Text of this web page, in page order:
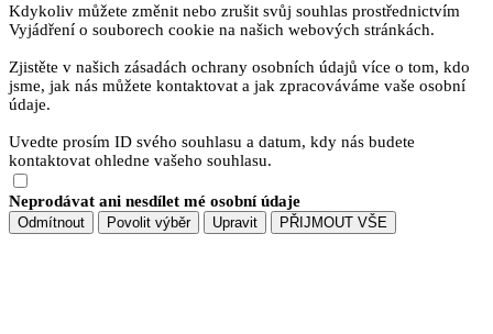
Kdykoliv můžete změnit nebo zrušit svůj souhlas prostřednictvím
Vyjádření o souborech cookie na našich webových stránkách.
Zjistěte v našich zásadách ochrany osobních údajů více o tom, kdo
jsme, jak nás můžete kontaktovat a jak zpracováváme vaše osobní
údaje.
Uvedte prosím ID svého souhlasu a datum, kdy nás budete
kontaktovat ohledne vašeho souhlasu.
Neprodávat ani nesdílet mé osobní údaje
Odmítnout Povolit výběr Upravit PŘIJMOUT VŠE